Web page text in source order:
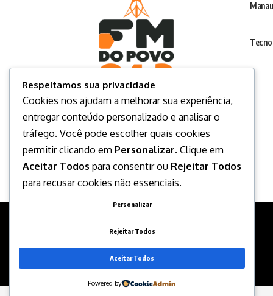
Desenvolvido por
Respeitamos sua privacidade
Cookies nos ajudam a melhorar sua experiência,
entregar conteúdo personalizado e analisar o
tráfego. Você pode escolher quais cookies
permitir clicando em Personalizar. Clique em
Aceitar Todos para consentir ou Rejeitar Todos
para recusar cookies não essenciais.
Personalizar
Rejeitar Todos
Aceitar Todos
Powered by